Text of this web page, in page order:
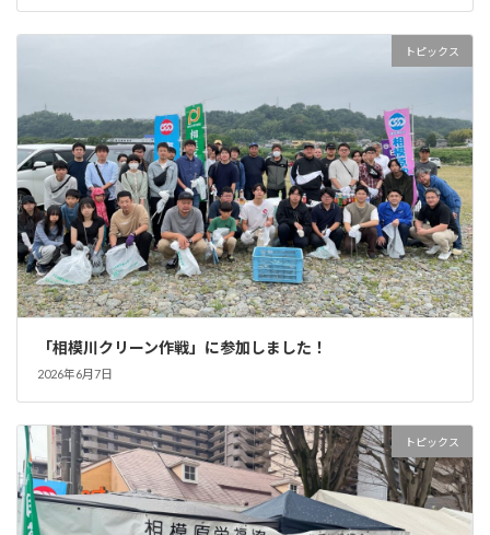
トピックス
「相模川クリーン作戦」に参加しました！
2026年6月7日
トピックス